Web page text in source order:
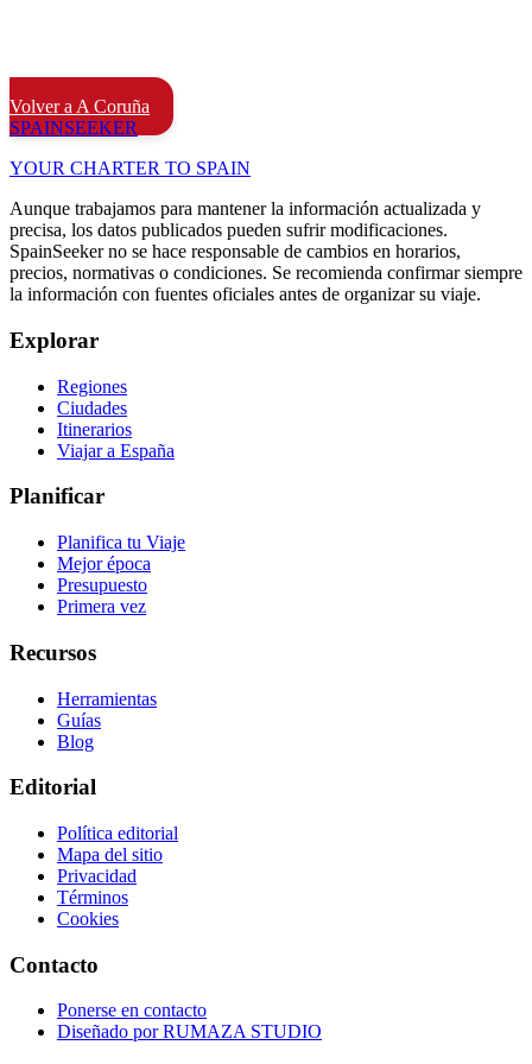
Volver a A Coruña
SPAINSEEKER
YOUR CHARTER TO SPAIN
Aunque trabajamos para mantener la información actualizada y
precisa, los datos publicados pueden sufrir modificaciones.
SpainSeeker no se hace responsable de cambios en horarios,
precios, normativas o condiciones. Se recomienda confirmar siempre
la información con fuentes oficiales antes de organizar su viaje.
Explorar
Regiones
Ciudades
Itinerarios
Viajar a España
Planificar
Planifica tu Viaje
Mejor época
Presupuesto
Primera vez
Recursos
Herramientas
Guías
Blog
Editorial
Política editorial
Mapa del sitio
Privacidad
Términos
Cookies
Contacto
Ponerse en contacto
Diseñado porRUMAZA STUDIO